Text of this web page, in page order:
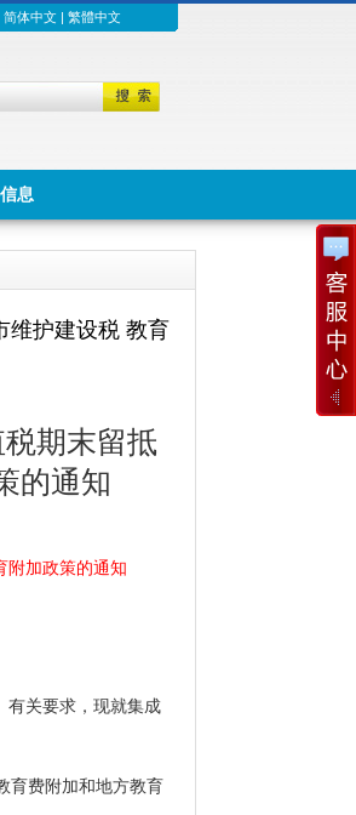
简体中文| 繁體中文
息
维护建设税 教育
期末留抵
的通知
附加政策的通知
有关要求，现就集成
费附加和地方教育